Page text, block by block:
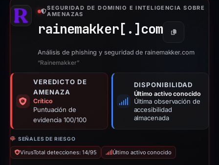
SEGURIDAD DE DOMINIO E INTELIGENCIA SOBRE
AMENAZAS
rainemakker[.] com Copiar
Análisis de phishing y seguridad de rainemakker.com
“Rainemakker”
VEREDICTO DE
AMENAZA
Crítico
Puntuación de
evidencia 100/100
DISPONIBILIDAD
Último activo conocido
Última observación de
accesibilidad
almacenada
SEÑALES DE RIESGO
VirusTotal detecciones: 14/95 Último activo conocido